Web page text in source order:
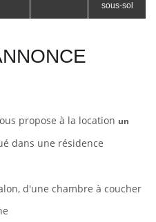
sous-sol
propose à la location un
dans une résidence
d'une chambre à coucher